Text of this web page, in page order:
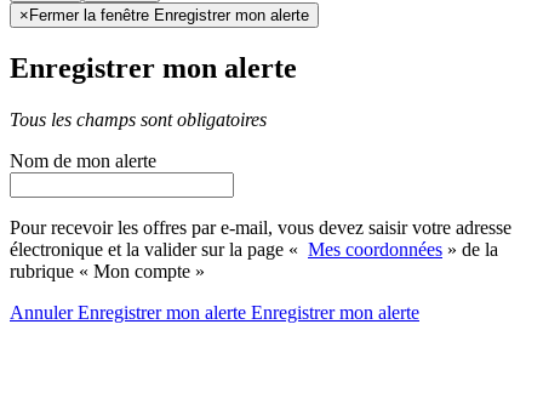
× Fermer la fenêtre Enregistrer mon alerte
Enregistrer mon alerte
Tous les champs sont obligatoires
Nom de mon alerte
Pour recevoir les offres par e-mail, vous devez saisir votre adresse
électronique et la valider sur la page « Mes coordonnées » de la
rubrique « Mon compte »
AnnulerEnregistrer mon alerte Enregistrermon alerte